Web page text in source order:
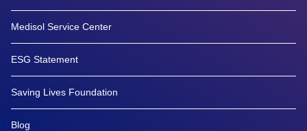
Medisol Service Center
ESG Statement
Saving Lives Foundation
Blog